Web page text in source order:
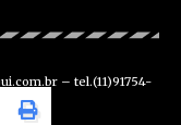
– tel.(11)91754-